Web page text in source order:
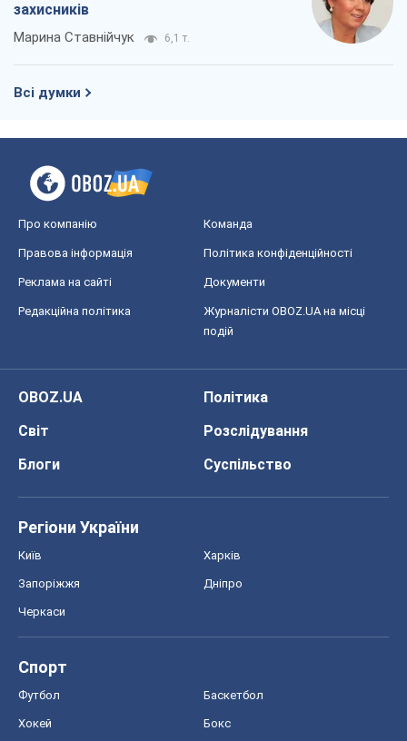
захисників
Марина Ставнійчук 6,1 т.
Всі думки
Про компанію Команда
Правова інформація Політика конфіденційності
Реклама на сайті Документи
Редакційна політика
Журналісти OBOZ.UA на місці
подій
OBOZ.UA
Політика
Світ
Розслідування
Блоги
Суспільство
Регіони України
Київ Харків
Запоріжжя Дніпро
Черкаси
Спорт
Футбол Баскетбол
Хокей Бокс